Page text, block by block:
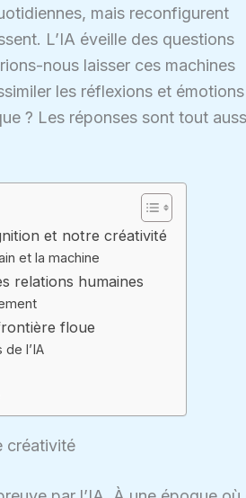
mais reconfigurent
L’IA éveille des questions
nous laisser ces machines
les réflexions et émotions
? Les réponses sont tout
et notre créativité
et la machine
relations humaines
floue
l’IA
créativité